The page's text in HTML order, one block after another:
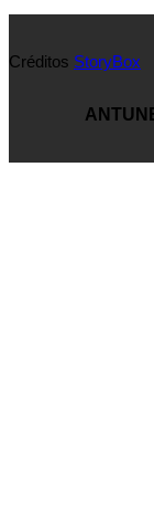
Créditos StoryBox